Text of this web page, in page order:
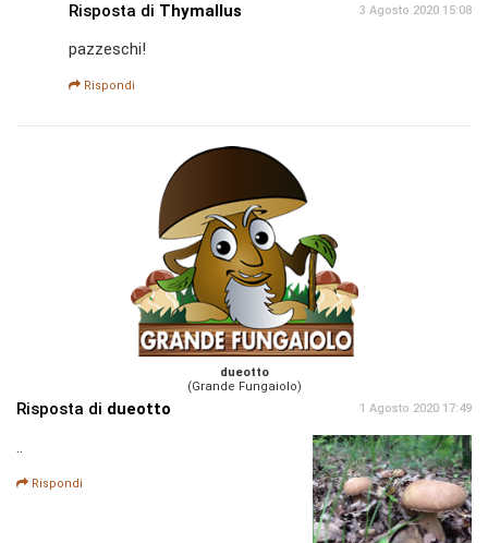
Risposta di Thymallus 3 Agosto 2020 15:08
pazzeschi!
Rispondi
dueotto
(Grande Fungaiolo)
Risposta di dueotto 1 Agosto 2020 17:49
..
Rispondi